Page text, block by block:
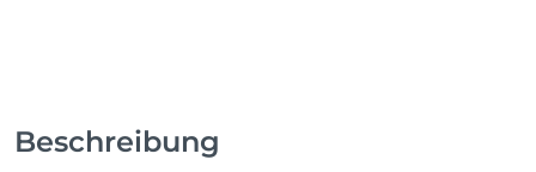
Beschreibung